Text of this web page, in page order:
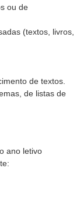
ou de
(textos, livros,
de textos.
de listas de
ano letivo